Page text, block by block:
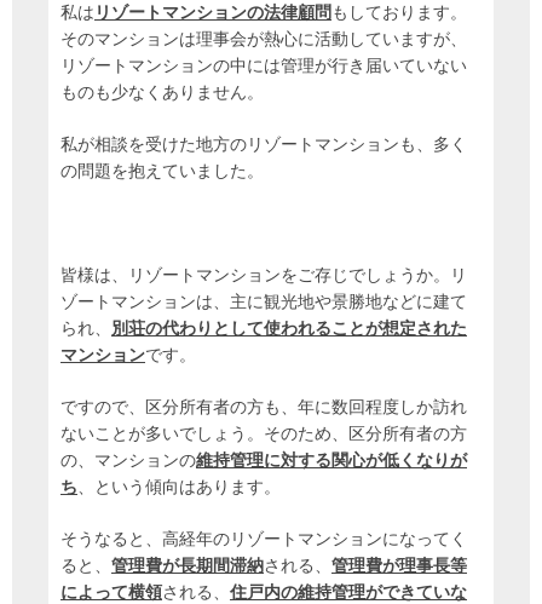
私は リゾートマンションの法律顧問 もしております。
そのマンションは理事会が熱心に活動していますが、
リゾートマンションの中には管理が行き届いていない
ものも少なくありません。
私が相談を受けた地方のリゾートマンションも、多く
の問題を抱えていました。
皆様は、リゾートマンションをご存じでしょうか。リ
ゾートマンションは、主に観光地や景勝地などに建て
られ、 別荘の代わりとして使われることが想定された
マンションです。
ですので、区分所有者の方も、年に数回程度しか訪れ
ないことが多いでしょう。そのため、区分所有者の方
の、マンションの維持管理に対する関心が低くなりが
ち、という傾向はあります。
そうなると、高経年のリゾートマンションになってく
ると、 管理費が長期間滞納される、 管理費が理事長等
によって横領される、 住戸内の維持管理ができていな